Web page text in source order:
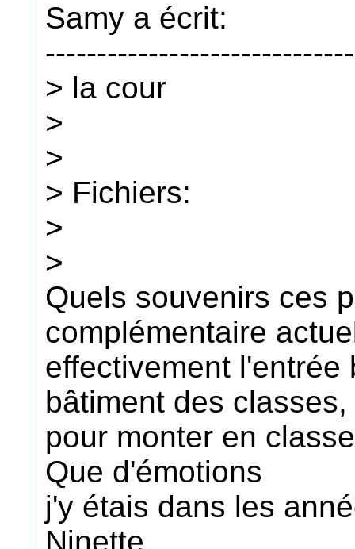
Samy a écrit:
> la cour
>
>
> Fichiers:
>
>
Quels souvenirs ces
complémentaire
effectivement l'entrée
bâtiment des
pour monter en
Que d'émotions
j'y étais dans les
Ninette